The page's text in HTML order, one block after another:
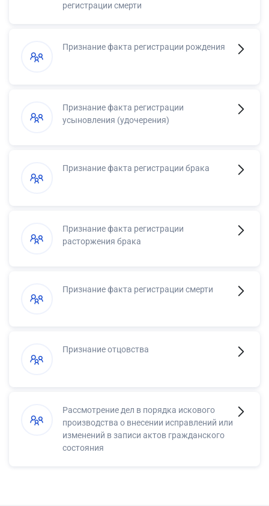
регистрации смерти
Признание факта регистрации рождения
Признание факта регистрации
усыновления (удочерения)
Признание факта регистрации брака
Признание факта регистрации
расторжения брака
Признание факта регистрации смерти
Признание отцовства
Рассмотрение дел в порядка искового
производства о внесении исправлений или
изменений в записи актов гражданского
состояния